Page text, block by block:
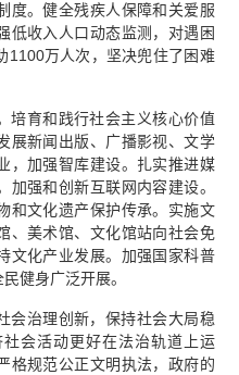
度。健全残疾人保障和关爱服
低收入人口动态监测，对遇困
1100万人次，坚决兜住了困难
培育和践行社会主义核心价值
展新闻出版、广播影视、文学
，加强智库建设。扎实推进媒
强和创新互联网内容建设。
和文化遗产保护传承。实施文
、美术馆、文化馆站向社会免
文化产业发展。加强国家科普
健身广泛开展。
会治理创新，保持社会大局稳
会活动更好在法治轨道上运
格规范公正文明执法，政府的